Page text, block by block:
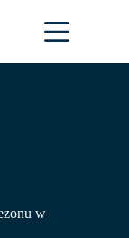
w